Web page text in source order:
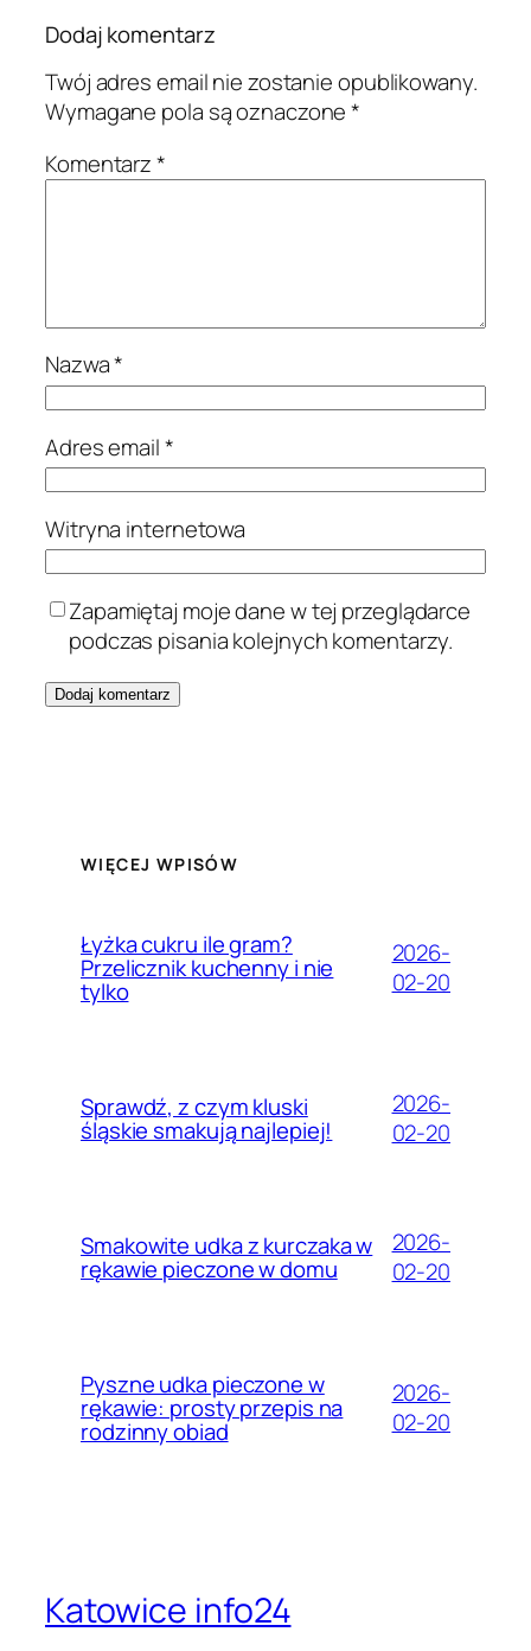
Dodaj komentarz
Twój adres email nie zostanie opublikowany.
Wymagane pola są oznaczone*
Komentarz*
Nazwa*
Adres email*
Witryna internetowa
Zapamiętaj moje dane w tej przeglądarce
podczas pisania kolejnych komentarzy.
WIĘCEJ WPISÓW
Łyżka cukru ile gram?
Przelicznik kuchenny i nie
tylko
2026-
02-20
Sprawdź, z czym kluski
śląskie smakują najlepiej!
2026-
02-20
Smakowite udka z kurczaka w
rękawie pieczone w domu
2026-
02-20
Pyszne udka pieczone w
rękawie: prosty przepis na
rodzinny obiad
2026-
02-20
Katowice info24